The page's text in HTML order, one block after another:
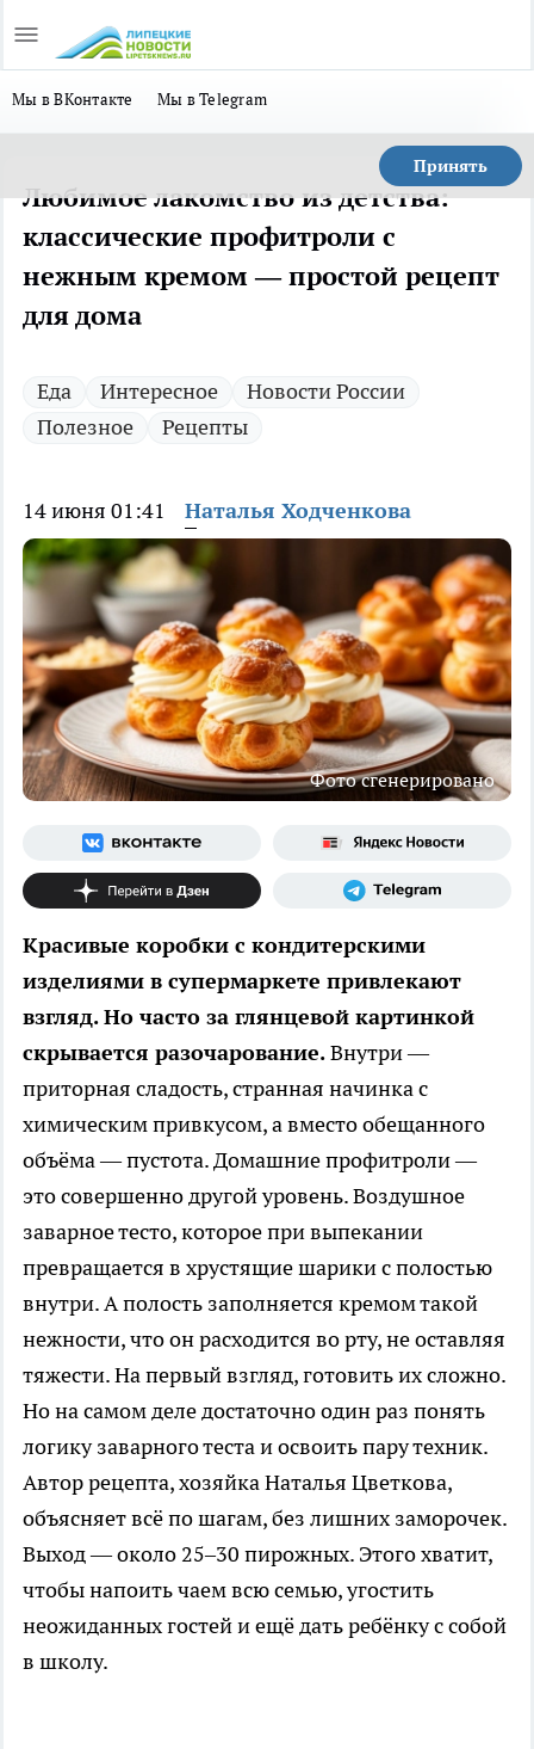
Мы в ВКонтакте Мы в Telegram
Принять
Любимое лакомство из детства:
классические профитроли с
нежным кремом — простой рецепт
для дома
Еда Интересное
Новости России
Полезное
Рецепты
14 июня 01:41 Наталья Ходченкова
Фото сгенерировано
Красивые коробки с кондитерскими
изделиями в супермаркете привлекают
взгляд. Но часто за глянцевой картинкой
скрывается разочарование.Внутри —
приторная сладость, странная начинка с
химическим привкусом, а вместо обещанного
объёма — пустота. Домашние профитроли —
это совершенно другой уровень. Воздушное
заварное тесто, которое при выпекании
превращается в хрустящие шарики с полостью
внутри. А полость заполняется кремом такой
нежности, что он расходится во рту, не оставляя
тяжести. На первый взгляд, готовить их сложно.
Но на самом деле достаточно один раз понять
логику заварного теста и освоить пару техник.
Автор рецепта, хозяйка Наталья Цветкова,
объясняет всё по шагам, без лишних заморочек.
Выход — около 25–30 пирожных. Этого хватит,
чтобы напоить чаем всю семью, угостить
неожиданных гостей и ещё дать ребёнку с собой
в школу.